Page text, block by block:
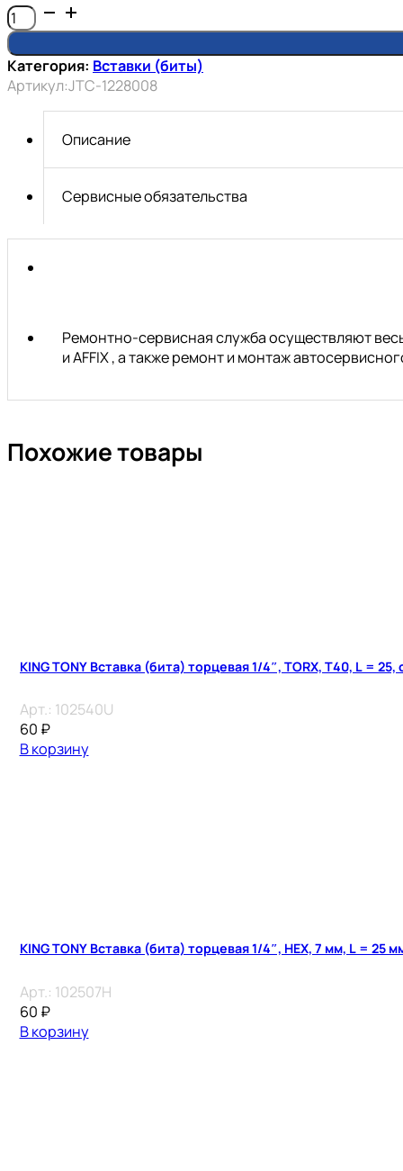
Количество
товара
Вставка
5/16"DR
шлиц
8х80мм
JTC
Категория: Вставки (биты)
Артикул:JTC-1228008
Описание
Сервисные обязательства
Ремонтно-сервисная служба осуществляют
и AFFIX , а также ремонт и монтаж
Похожие товары
KING TONY Вставка (бита) торцевая 1/4″, TORX, T40, L =
Арт.: 102540U
60 ₽
В корзину
KING TONY Вставка (бита) торцевая 1/4″, HEX, 7 мм, L = 25
Арт.: 102507H
60 ₽
В корзину